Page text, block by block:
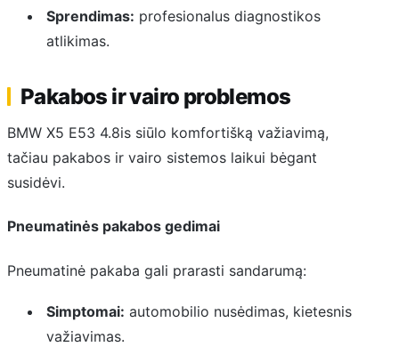
Sprendimas: profesionalus diagnostikos
atlikimas.
Pakabos ir vairo problemos
BMW X5 E53 4.8is siūlo komfortišką važiavimą,
tačiau pakabos ir vairo sistemos laikui bėgant
susidėvi.
Pneumatinės pakabos gedimai
Pneumatinė pakaba gali prarasti sandarumą:
Simptomai: automobilio nusėdimas, kietesnis
važiavimas.